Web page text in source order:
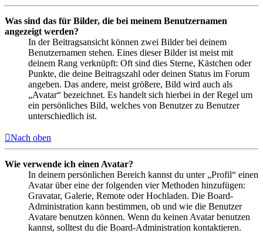
Was sind das für Bilder, die bei meinem Benutzernamen
angezeigt werden?
In der Beitragsansicht können zwei Bilder bei deinem
Benutzernamen stehen. Eines dieser Bilder ist meist mit
deinem Rang verknüpft: Oft sind dies Sterne, Kästchen oder
Punkte, die deine Beitragszahl oder deinen Status im Forum
angeben. Das andere, meist größere, Bild wird auch als
„Avatar“ bezeichnet. Es handelt sich hierbei in der Regel um
ein persönliches Bild, welches von Benutzer zu Benutzer
unterschiedlich ist.
Nach oben
Wie verwende ich einen Avatar?
In deinem persönlichen Bereich kannst du unter „Profil“ einen
Avatar über eine der folgenden vier Methoden hinzufügen:
Gravatar, Galerie, Remote oder Hochladen. Die Board-
Administration kann bestimmen, ob und wie die Benutzer
Avatare benutzen können. Wenn du keinen Avatar benutzen
kannst, solltest du die Board-Administration kontaktieren.